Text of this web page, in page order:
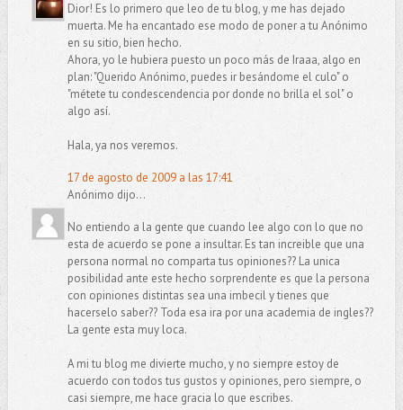
Dior! Es lo primero que leo de tu blog, y me has dejado
muerta. Me ha encantado ese modo de poner a tu Anónimo
en su sitio, bien hecho.
Ahora, yo le hubiera puesto un poco más de Iraaa, algo en
plan: "Querido Anónimo, puedes ir besándome el culo" o
"métete tu condescendencia por donde no brilla el sol" o
algo así.
Hala, ya nos veremos.
17 de agosto de 2009 a las 17:41
Anónimo dijo...
No entiendo a la gente que cuando lee algo con lo que no
esta de acuerdo se pone a insultar. Es tan increible que una
persona normal no comparta tus opiniones?? La unica
posibilidad ante este hecho sorprendente es que la persona
con opiniones distintas sea una imbecil y tienes que
hacerselo saber?? Toda esa ira por una academia de ingles??
La gente esta muy loca.
A mi tu blog me divierte mucho, y no siempre estoy de
acuerdo con todos tus gustos y opiniones, pero siempre, o
casi siempre, me hace gracia lo que escribes.